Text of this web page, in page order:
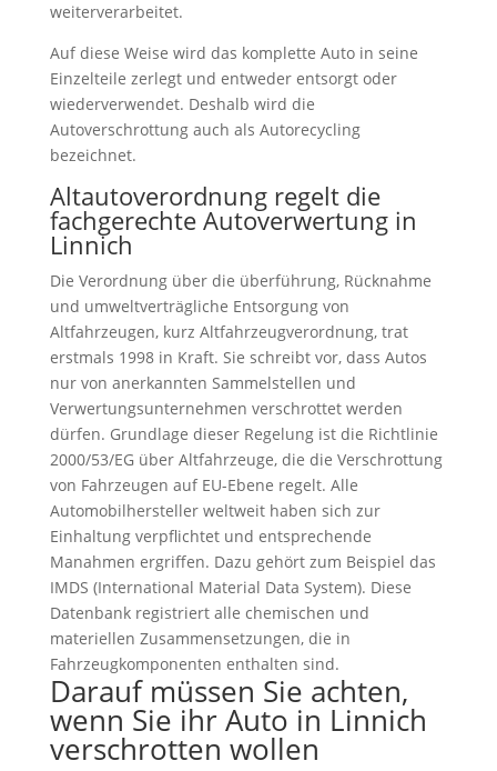
weiterverarbeitet.
Auf diese Weise wird das komplette Auto in seine
Einzelteile zerlegt und entweder entsorgt oder
wiederverwendet. Deshalb wird die
Autoverschrottung auch als Autorecycling
bezeichnet.
Altautoverordnung regelt die
fachgerechte Autoverwertung in
Linnich
Die Verordnung über die überführung, Rücknahme
und umweltverträgliche Entsorgung von
Altfahrzeugen, kurz Altfahrzeugverordnung, trat
erstmals 1998 in Kraft. Sie schreibt vor, dass Autos
nur von anerkannten Sammelstellen und
Verwertungsunternehmen verschrottet werden
dürfen. Grundlage dieser Regelung ist die Richtlinie
2000/53/EG über Altfahrzeuge, die die Verschrottung
von Fahrzeugen auf EU-Ebene regelt. Alle
Automobilhersteller weltweit haben sich zur
Einhaltung verpflichtet und entsprechende
Manahmen ergriffen. Dazu gehört zum Beispiel das
IMDS (International Material Data System). Diese
Datenbank registriert alle chemischen und
materiellen Zusammensetzungen, die in
Fahrzeugkomponenten enthalten sind.
Darauf müssen Sie achten,
wenn Sie ihr Auto in Linnich
verschrotten wollen